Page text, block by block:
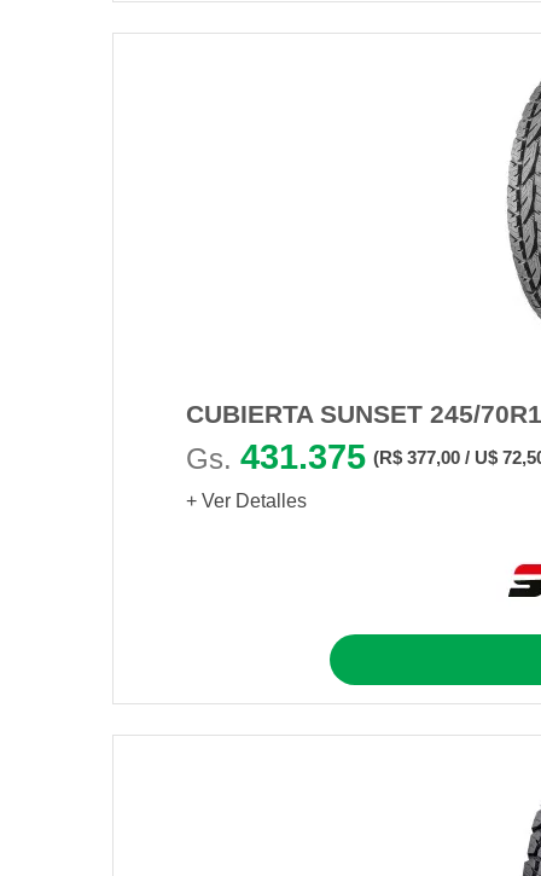
CUBIERTA SUNSET 245/
Gs. 431.375 (R$ 377,00 / U$
+ Ver Detalles